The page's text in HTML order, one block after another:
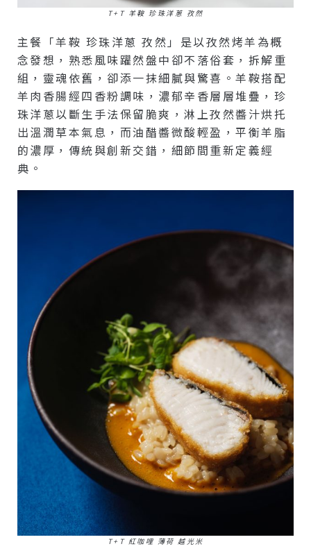
T+T 羊鞍 珍珠洋蔥 孜然
主餐「羊鞍 珍珠洋蔥 孜然」是以孜然烤羊為概
念發想，熟悉風味躍然盤中卻不落俗套，拆解重
組，靈魂依舊，卻添一抹細膩與驚喜。羊鞍搭配
羊肉香腸經四香粉調味，濃郁辛香層層堆疊，珍
珠洋蔥以斷生手法保留脆爽，淋上孜然醬汁烘托
出溫潤草本氣息，而油醋醬微酸輕盈，平衡羊脂
的濃厚，傳統與創新交錯，細節間重新定義經
典。
T+T 紅咖哩 薄荷 越光米